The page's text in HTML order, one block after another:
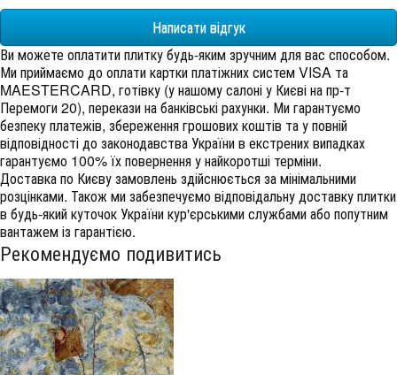
Написати відгук
Ви можете оплатити плитку будь-яким зручним для вас способом.
Ми приймаємо до оплати картки платіжних систем VISA та
MAESTERCARD, готівку (у нашому салоні у Києві на пр-т
Перемоги 20), перекази на банківські рахунки. Ми гарантуємо
безпеку платежів, збереження грошових коштів та у повній
відповідності до законодавства України в екстрених випадках
гарантуємо 100% їх повернення у найкоротші терміни.
Доставка по Києву замовлень здійснюється за мінімальними
розцінками. Також ми забезпечуємо відповідальну доставку плитки
в будь-який куточок України кур'єрськими службами або попутним
вантажем із гарантією.
Рекомендуємо подивитись